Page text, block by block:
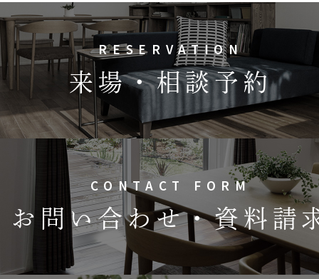
RESERVATION
来場・相談予約
CONTACT FORM
お問い合わせ・資料請